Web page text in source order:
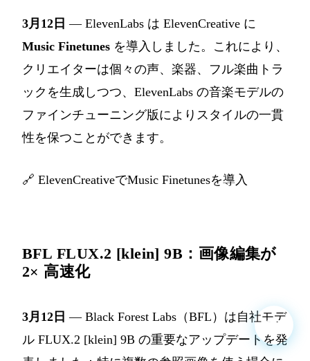
3月12日 — ElevenLabs は ElevenCreative に
Music Finetunes を導入しました。これにより、
クリエイターは個々の声、楽器、フル楽曲トラ
ックを生成しつつ、ElevenLabs の音楽モデルの
ファインチューニング版によりスタイルの一貫
性を保つことができます。
🔗 ElevenCreativeでMusic Finetunesを導入
BFL FLUX.2 [klein] 9B：画像編集が
2× 高速化
3月12日 — Black Forest Labs（BFL）は自社モデ
ル FLUX.2 [klein] 9B の重要なアップデートを発